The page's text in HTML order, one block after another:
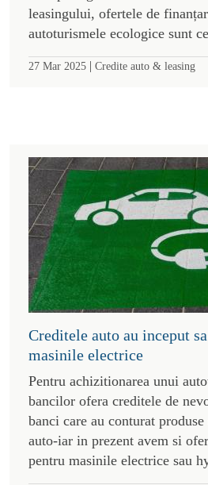
leasingului, ofertele de
autoturismele ecologice sunt
27 Mar 2025 | Credite auto & leasing
Creditele auto au inceput
masinile electrice
Pentru achizitionarea unui
bancilor ofera creditele de
banci care au conturat
auto-iar in prezent avem si
pentru masinile electrice sau